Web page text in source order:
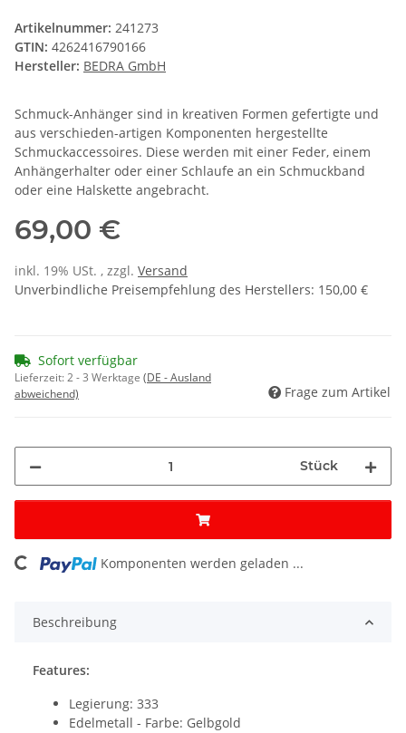
Artikelnummer: 241273
GTIN: 4262416790166
Hersteller: BEDRA GmbH
Schmuck-Anhänger sind in kreativen Formen gefertigte und
aus verschieden-artigen Komponenten hergestellte
Schmuckaccessoires. Diese werden mit einer Feder, einem
Anhängerhalter oder einer Schlaufe an ein Schmuckband
oder eine Halskette angebracht.
69,00 €
inkl. 19% USt. , zzgl. Versand
Unverbindliche Preisempfehlung des Herstellers: 150,00 €
Sofort verfügbar
Lieferzeit:2 - 3 Werktage (DE - Ausland
abweichend)
Frage zum Artikel
Stück
Loading... Komponenten werden geladen ...
Beschreibung
Features:
Legierung: 333
Edelmetall - Farbe: Gelbgold